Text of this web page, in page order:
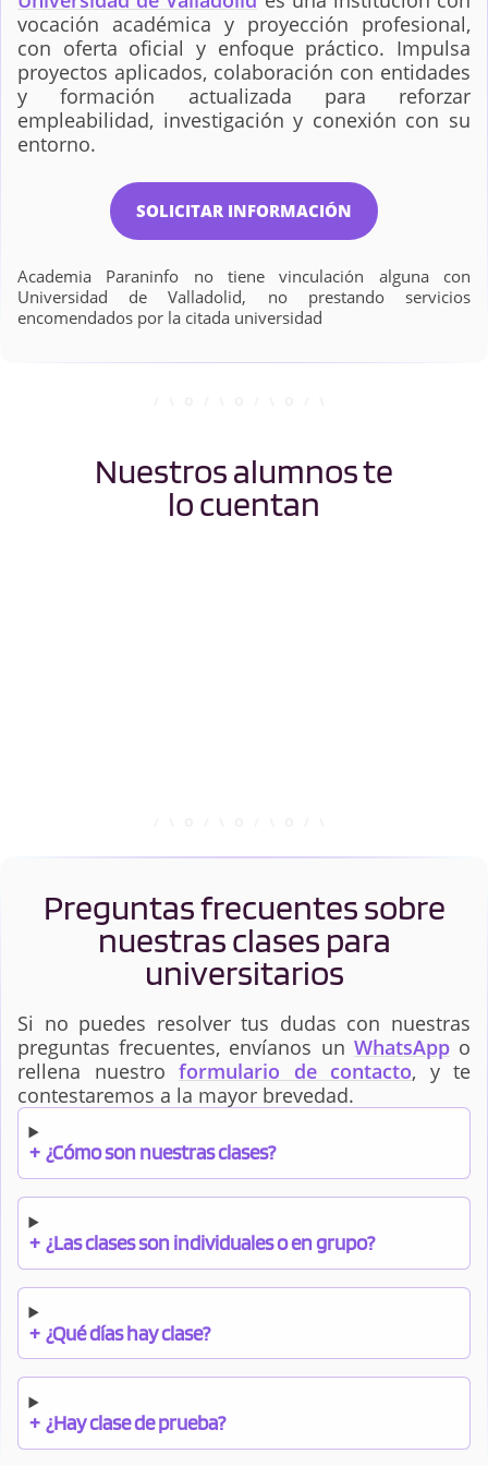
y Automática
Industrial
Ingeniería en
Tecnologías
Industriales
Ingeniería Energética
Ingeniería Informática
Ingeniería Informática
de Servicios y
Aplicaciones
Mercados
vocación académica y proyección profesional,
con oferta oficial y enfoque práctico. Impulsa
proyectos aplicados, colaboración con entidades
y formación actualizada para reforzar
empleabilidad, investigación y conexión con su
entorno.
SOLICITAR INFORMACIÓN
Academia Paraninfo no tiene vinculación alguna con
Universidad de Valladolid, no prestando servicios
encomendados por la citada universidad
Nuestros alumnos te
lo cuentan
Preguntas frecuentes sobre
nuestras clases para
universitarios
Si no puedes resolver tus dudas con nuestras
preguntas frecuentes, envíanos un WhatsAppo
rellena nuestro formulario de contacto, y te
contestaremos a la mayor brevedad.
+ ¿Cómo son nuestras clases?
+ ¿Las clases son individuales o en grupo?
+ ¿Qué días hay clase?
+ ¿Hay clase de prueba?